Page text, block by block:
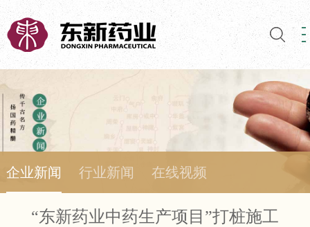
企业新闻 行业新闻 在线视频
“东新药业中药生产项目”打桩施工